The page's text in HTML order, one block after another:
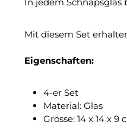
In jedem Schnapsglas
Mit diesem Set
Eigenschaften:
4-er Set
Material: Glas
Grösse: 14 x 14 x 9